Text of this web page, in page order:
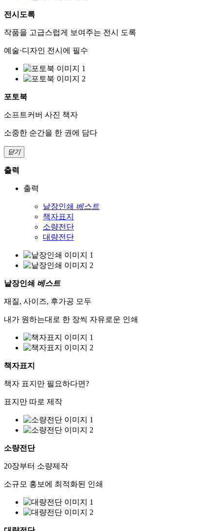
전시도록
작품을 고급스럽게 보여주는 전시 도록
예술·디자인 전시에 필수
포토북
소프트커버 사진 책자
소중한 순간을 한 권에 담다
닫기
출력
출력
낱장인쇄 베스트
책자표지
소량전단
대량전단
낱장인쇄 베스트
재질, 사이즈, 후가공 모두
내가 원하는대로 한 장씩 자유로운 인쇄
책자표지
책자 표지만 필요하다면?
표지만 따로 제작
소량전단
20장부터 소량제작
소규모 홍보에 최적화된 인쇄